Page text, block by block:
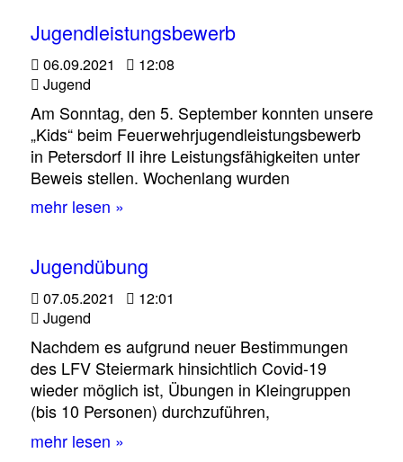
Jugendleistungsbewerb
06.09.2021
12:08
Jugend
Am Sonntag, den 5. September konnten unsere
„Kids“ beim Feuerwehrjugendleistungsbewerb
in Petersdorf II ihre Leistungsfähigkeiten unter
Beweis stellen. Wochenlang wurden
mehr lesen »
Jugendübung
07.05.2021
12:01
Jugend
Nachdem es aufgrund neuer Bestimmungen
des LFV Steiermark hinsichtlich Covid-19
wieder möglich ist, Übungen in Kleingruppen
(bis 10 Personen) durchzuführen,
mehr lesen »